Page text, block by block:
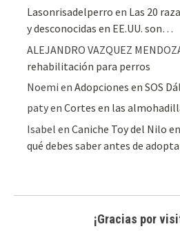
Lasonrisadelperro en Las 20
y desconocidas en EE.UU. son…
ALEJANDRO VAZQUEZ
rehabilitación para perros
Noemi enAdopciones en SOS
patyenCortes en las
Isabel enCaniche Toy del Nilo
qué debes saber antes de
¡Gracias por